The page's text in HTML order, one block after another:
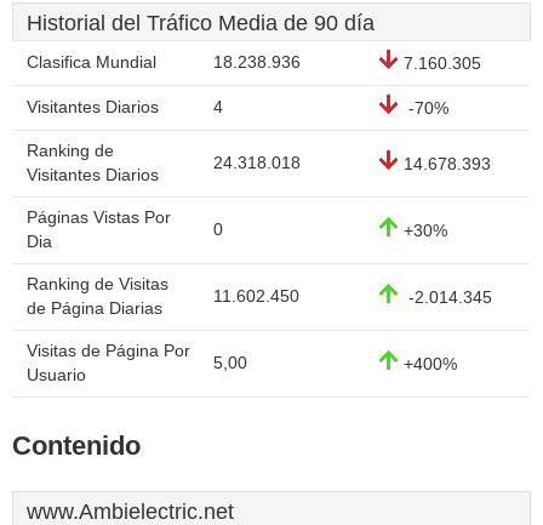
Historial del Tráfico Media de 90 día
Clasifica Mundial 18.238.936 7.160.305
Visitantes Diarios 4 -70%
Ranking de
Visitantes Diarios
24.318.018 14.678.393
Páginas Vistas Por
Dia
0 +30%
Ranking de Visitas
de Página Diarias
11.602.450 -2.014.345
Visitas de Página Por
Usuario
5,00 +400%
Contenido
www.Ambielectric.net